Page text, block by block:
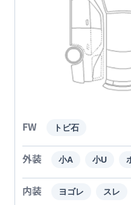
FW トビ石
外装 小A 小U
内装 ヨゴレ スレ